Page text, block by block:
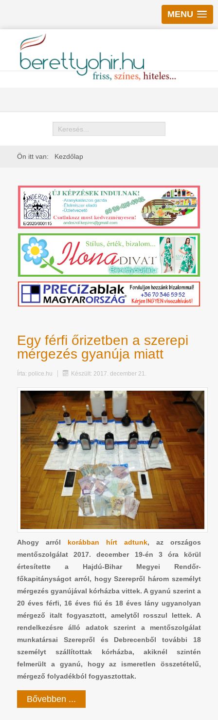
MENU
Keresés
Ön itt van: Kezdőlap
Egy férfi őrizetben a szerepi
mérgezés gyanúja miatt
Írta: police.hu Készült: 2017. december 21.
Ahogy arról korábban hírt adtunk, az országos
mentőszolgálat 2017. december 19-én 3 óra körül
értesítette a Hajdú-Bihar Megyei Rendőr-
főkapitányságot arról, hogy Szerepről három személyt
mérgezés gyanújával kórházba vittek. A gyanú szerint a
20 éves férfi, 16 éves fiú és 18 éves lány ugyanolyan
mérgező italt fogyasztott, amelytől rosszul lettek. A
rendelkezésre álló adatok szerint a mentőszolgálat
munkatársai Szerepről és Debrecenből további 18
személyt szállítottak kórházba, akiknél szintén
felmerült a gyanú, hogy az ismeretlen összetételű,
mérgező folyadékból fogyasztottak.
Bővebben ...